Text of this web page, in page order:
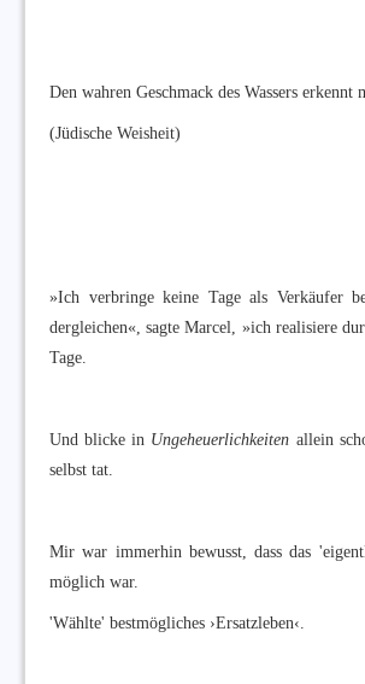
Den wahren Geschmack des Wassers erkennt
(Jüdische Weisheit)
»Ich verbringe keine Tage als Verkäufer
dergleichen«, sagte Marcel, »ich realisiere
Tage.
Und blicke in Ungeheuerlichkeiten allein
selbst tat.
Mir war immerhin bewusst, dass das
möglich war.
'Wählte' bestmögliches ›Ersatzleben‹.